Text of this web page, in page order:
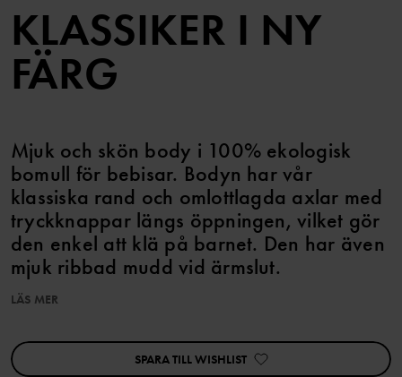
KLASSIKER I NY
FÄRG
Mjuk och skön body i 100% ekologisk
bomull för bebisar. Bodyn har vår
klassiska rand och omlottlagda axlar med
tryckknappar längs öppningen, vilket gör
den enkel att klä på barnet. Den har även
mjuk ribbad mudd vid ärmslut.
Egenskaper:
• Omlottlagda axlar
LÄS MER
SPARA TILL WISHLIST